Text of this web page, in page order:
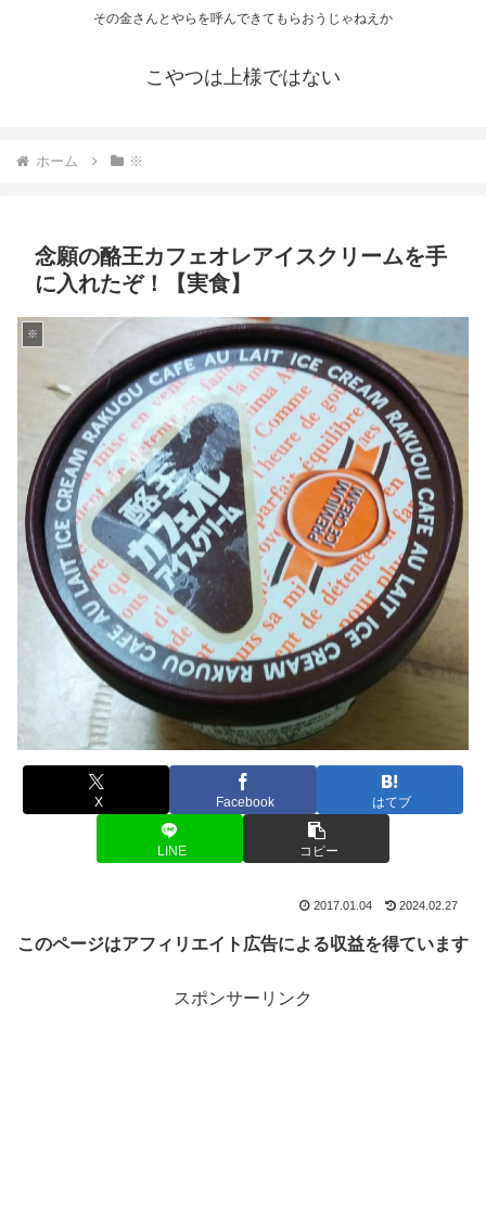
その金さんとやらを呼んできてもらおうじゃねえか
こやつは上様ではない
ホーム ※
念願の酪王カフェオレアイスクリームを手
に入れたぞ！【実食】
※
X Facebook はてブ
LINE コピー
2017.01.04 2024.02.27
このページはアフィリエイト広告による収益を得ています
スポンサーリンク